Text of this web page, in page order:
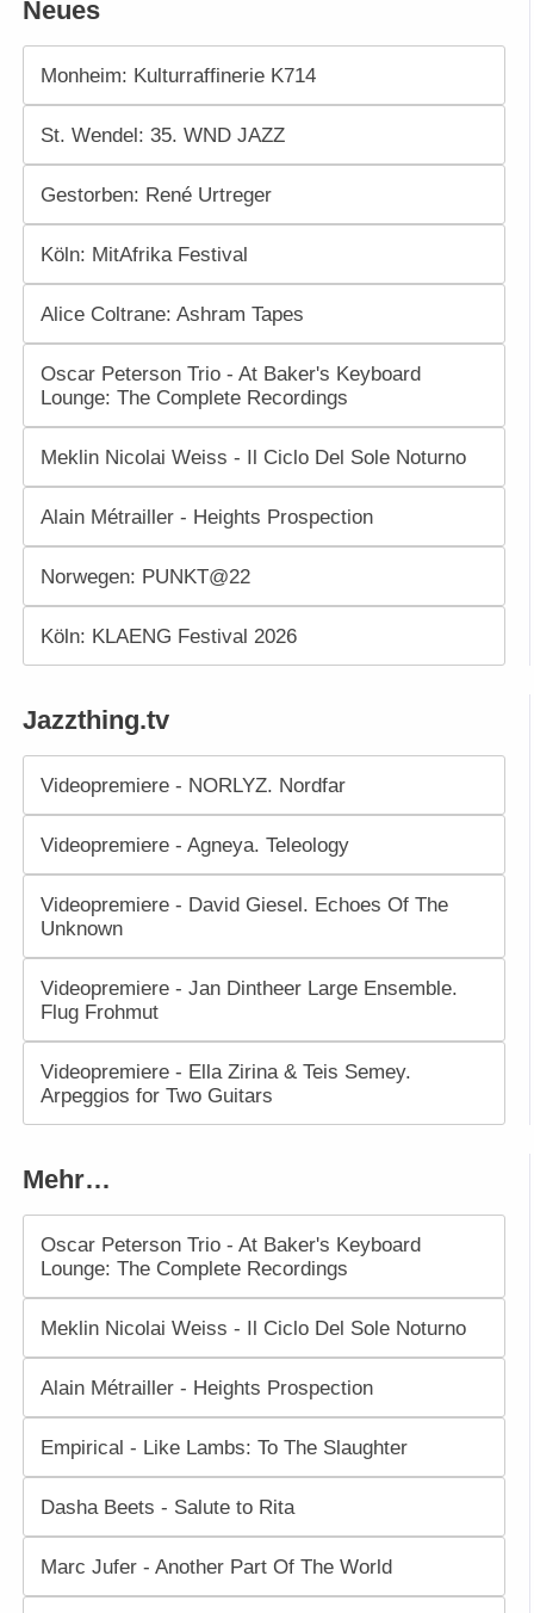
Neues
Monheim: Kulturraffinerie K714
St. Wendel: 35. WND JAZZ
Gestorben: René Urtreger
Köln: MitAfrika Festival
Alice Coltrane: Ashram Tapes
Oscar Peterson Trio - At Baker's Keyboard
Lounge: The Complete Recordings
Meklin Nicolai Weiss - Il Ciclo Del Sole Noturno
Alain Métrailler - Heights Prospection
Norwegen: PUNKT@22
Köln: KLAENG Festival 2026
Jazzthing.tv
Videopremiere - NORLYZ. Nordfar
Videopremiere - Agneya. Teleology
Videopremiere - David Giesel. Echoes Of The
Unknown
Videopremiere - Jan Dintheer Large Ensemble.
Flug Frohmut
Videopremiere - Ella Zirina & Teis Semey.
Arpeggios for Two Guitars
Mehr…
Oscar Peterson Trio - At Baker's Keyboard
Lounge: The Complete Recordings
Meklin Nicolai Weiss - Il Ciclo Del Sole Noturno
Alain Métrailler - Heights Prospection
Empirical - Like Lambs: To The Slaughter
Dasha Beets - Salute to Rita
Marc Jufer - Another Part Of The World